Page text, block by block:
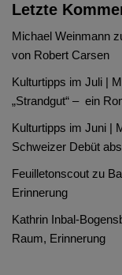
Letzte
Michael Weinmann
von Robert Carsen
Kulturtipps im Juli |
„Strandgut“ – ein
Kulturtipps im Juni |
Schweizer Debüt
Feuilletonscout zu
Erinnerung
Kathrin Inbal-
Raum, Erinnerung